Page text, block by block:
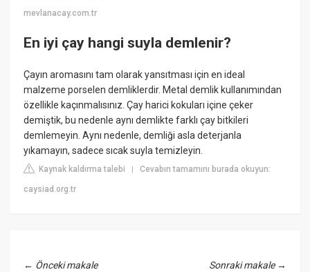
mevlanacay.com.tr
En iyi çay hangi suyla demlenir?
Çayın aromasını tam olarak yansıtması için en ideal
malzeme porselen demliklerdir. Metal demlik kullanımından
özellikle kaçınmalısınız. Çay harici kokuları içine çeker
demiştik, bu nedenle aynı demlikte farklı çay bitkileri
demlemeyin. Aynı nedenle, demliği asla deterjanla
yıkamayın, sadece sıcak suyla temizleyin.
Kaynak kaldırma talebi |Cevabın tamamını burada okuyun:
caysiad.org.tr
← Önceki makale Sonraki makale→